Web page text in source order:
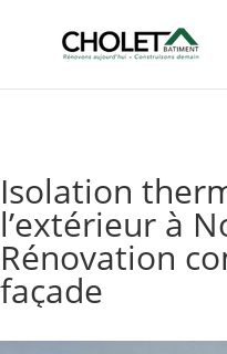
Isolation
l’extérieur à
Rénovation
façade